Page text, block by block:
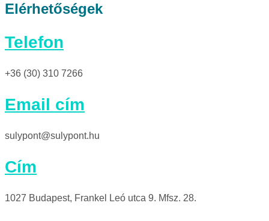
Elérhetőségek
Telefon
+36 (30) 310 7266
Email cím
sulypont@sulypont.hu
Cím
1027 Budapest, Frankel Leó utca 9. Mfsz. 28.